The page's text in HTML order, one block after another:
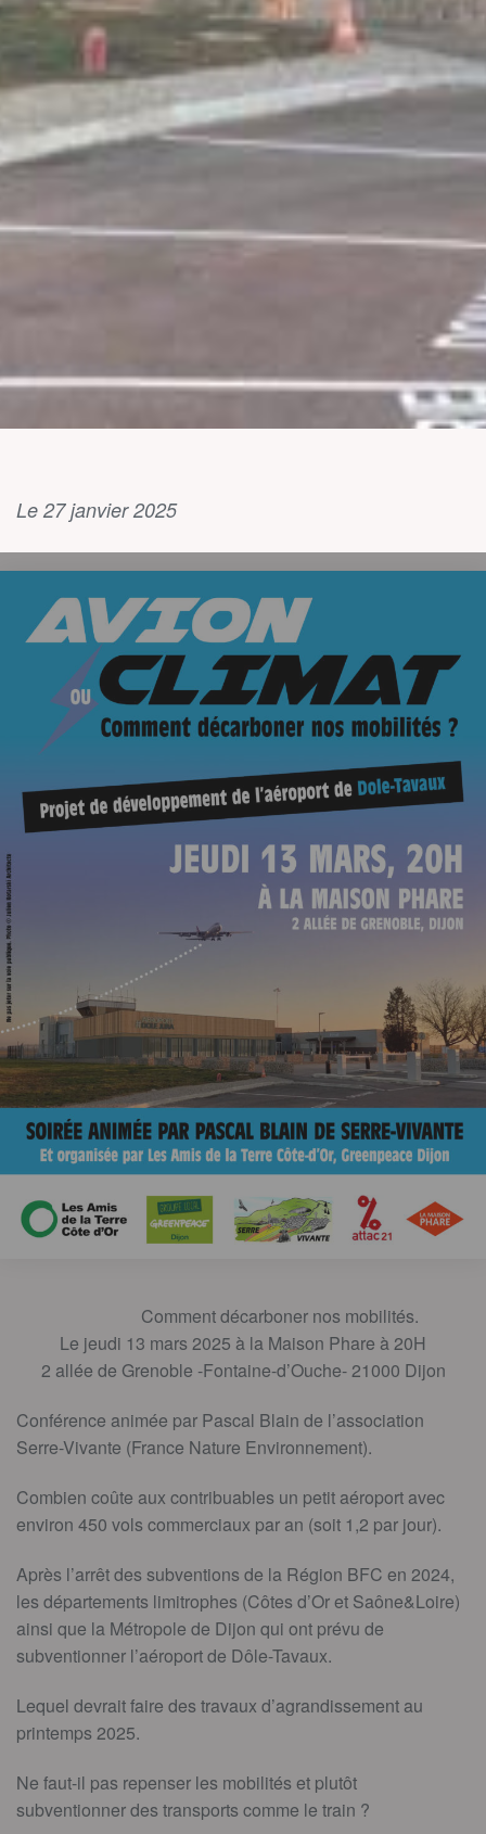
Le 27 janvier 2025
Comment décarboner nos mobilités.
Le jeudi 13 mars 2025 à la Maison Phare à 20H
2 allée de Grenoble -Fontaine-d’Ouche- 21000 Dijon
Conférence animée par Pascal Blain de l’association
Serre-Vivante (France Nature Environnement).
Combien coûte aux contribuables un petit aéroport avec
environ 450 vols commerciaux par an (soit 1,2 par jour).
Après l’arrêt des subventions de la Région BFC en 2024,
les départements limitrophes (Côtes d’Or et Saône&Loire)
ainsi que la Métropole de Dijon qui ont prévu de
subventionner l’aéroport de Dôle-Tavaux.
Lequel devrait faire des travaux d’agrandissement au
printemps 2025.
Ne faut-il pas repenser les mobilités et plutôt
subventionner des transports comme le train ?